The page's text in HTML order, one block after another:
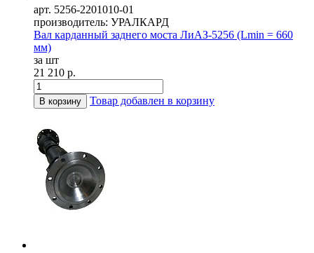
арт. 5256-2201010-01
производитель: УРАЛКАРД
Вал карданный заднего моста ЛиАЗ-5256 (Lmin = 660
мм)
за шт
21 210 р.
В корзину Товар добавлен в корзину